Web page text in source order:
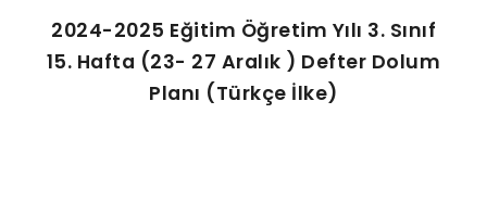
2024-2025 Eğitim Öğretim Yılı 3. Sınıf
15. Hafta (23- 27 Aralık ) Defter Dolum
Planı (Türkçe İlke)